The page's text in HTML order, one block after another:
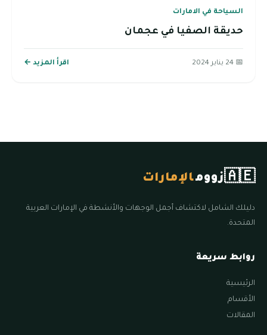
السياحة في الامارات
حديقة الصفيا في عجمان
📅 24 يناير 2024 اقرأ المزيد ←
🇦🇪زوومالإمارات
دليلك الشامل لاكتشاف أجمل الوجهات والأنشطة في الإمارات العربية
المتحدة.
روابط سريعة
الرئيسية
الأقسام
المقالات